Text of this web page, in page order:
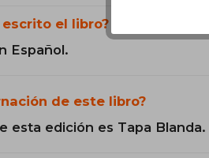
el libro?
Español.
de este libro?
esta edición es Tapa Blanda.